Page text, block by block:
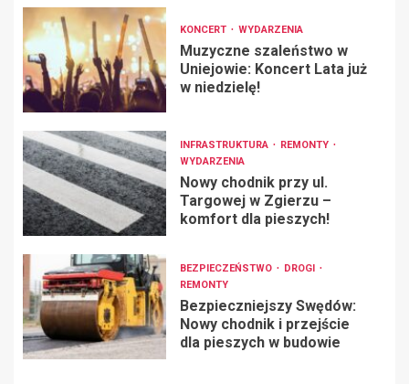
KONCERT WYDARZENIA
Muzyczne szaleństwo w
Uniejowie: Koncert Lata już
w niedzielę!
INFRASTRUKTURA
REMONTY
WYDARZENIA
Nowy chodnik przy ul.
Targowej w Zgierzu –
komfort dla pieszych!
BEZPIECZEŃSTWO
DROGI
REMONTY
Bezpieczniejszy Swędów:
Nowy chodnik i przejście
dla pieszych w budowie